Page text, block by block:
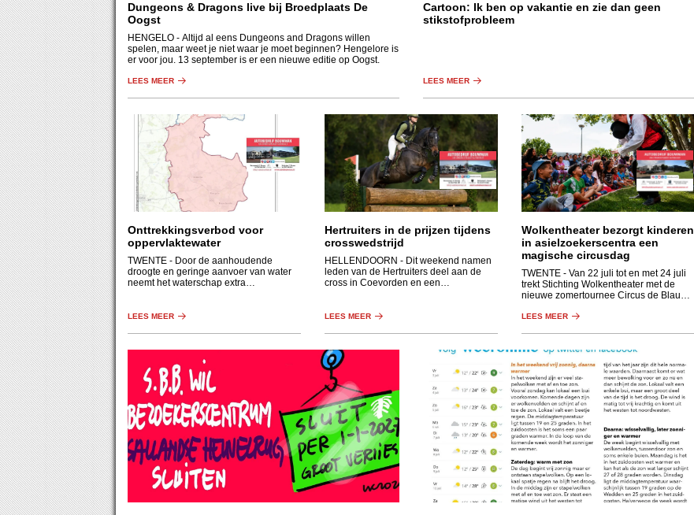
Dungeons & Dragons live bij Broedplaats De
Oogst
HENGELO - Altijd al eens Dungeons and Dragons willen
spelen, maar weet je niet waar je moet beginnen? Hengelore is
er voor jou. 13 september is er een nieuwe editie op Oogst.
LEES MEER
Cartoon: Ik ben op vakantie en zie dan geen
stikstofprobleem
LEES MEER
Onttrekkingsverbod voor
oppervlaktewater
TWENTE - Door de aanhoudende
droogte en geringe aanvoer van water
neemt het waterschap extra
LEES MEER
Hertruiters in de prijzen tijdens
crosswedstrijd
HELLENDOORN - Dit weekend namen
leden van de Hertruiters deel aan de
cross in Coevorden en een
LEES MEER
Wolkentheater bezorgt kinderen
in asielzoekerscentra een
magische circusdag
TWENTE - Van 22 juli tot en met 24 juli
trekt Stichting Wolkentheater met de
nieuwe zomertournee Circus de Blauwe
Twente.
LEES MEER